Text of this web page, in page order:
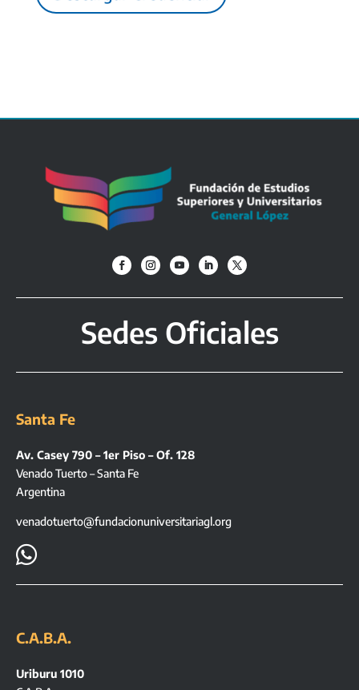
Sedes Oficiales
Santa Fe
Av. Casey 790 – 1er Piso – Of. 128
Venado Tuerto – Santa Fe
Argentina
venadotuerto@fundacionuniversitariagl.org

C.A.B.A.
Uriburu 1010